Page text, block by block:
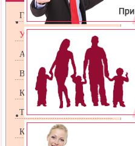
Гинекология
Урология
Андрология
Венерология
Косметология
Терапия
Кардиология